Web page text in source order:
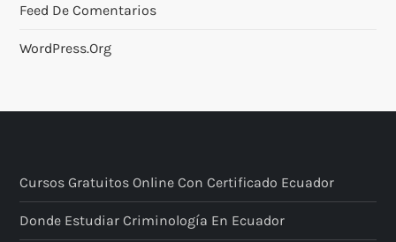
Feed De Comentarios
WordPress.org
Cursos Gratuitos Online Con Certificado Ecuador
Donde Estudiar Criminología En Ecuador